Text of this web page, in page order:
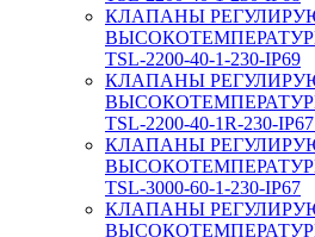
КЛАПАНЫ
TSL-2200-40-1-230-IP69
КЛАПАНЫ
TSL-2200-40-1R-230-
КЛАПАНЫ
TSL-3000-60-1-230-IP67
КЛАПАНЫ